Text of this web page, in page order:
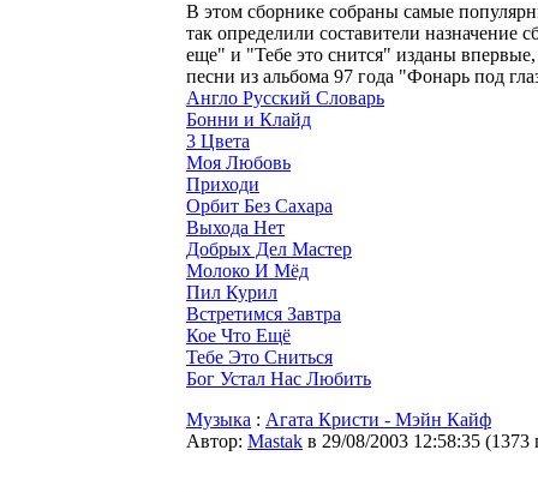
В этом сборнике собраны самые
так определили составители назначение
еще" и "Тебе это снится" изданы
песни из альбома 97 года "Фонарь под
Англо Русский Словарь
Бонни и Клайд
3 Цвета
Моя Любовь
Приходи
Орбит Без Сахара
Выхода Нет
Добрых Дел Мастер
Молоко И Мёд
Пил Курил
Встретимся Завтра
Кое Что Ещё
Тебе Это Сниться
Бог Устал Нас Любить
Музыка : Агата Кристи - Мэйн Кайф
Автор: Мastak в 29/08/2003 12:58:35 (1373